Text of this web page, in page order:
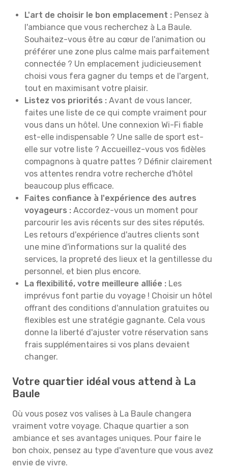
L'art de choisir le bon emplacement : Pensez à
l'ambiance que vous recherchez à La Baule.
Souhaitez-vous être au cœur de l'animation ou
préférer une zone plus calme mais parfaitement
connectée ? Un emplacement judicieusement
choisi vous fera gagner du temps et de l'argent,
tout en maximisant votre plaisir.
Listez vos priorités : Avant de vous lancer,
faites une liste de ce qui compte vraiment pour
vous dans un hôtel. Une connexion Wi-Fi fiable
est-elle indispensable ? Une salle de sport est-
elle sur votre liste ? Accueillez-vous vos fidèles
compagnons à quatre pattes ? Définir clairement
vos attentes rendra votre recherche d'hôtel
beaucoup plus efficace.
Faites confiance à l'expérience des autres
voyageurs : Accordez-vous un moment pour
parcourir les avis récents sur des sites réputés.
Les retours d'expérience d'autres clients sont
une mine d'informations sur la qualité des
services, la propreté des lieux et la gentillesse du
personnel, et bien plus encore.
La flexibilité, votre meilleure alliée : Les
imprévus font partie du voyage ! Choisir un hôtel
offrant des conditions d'annulation gratuites ou
flexibles est une stratégie gagnante. Cela vous
donne la liberté d'ajuster votre réservation sans
frais supplémentaires si vos plans devaient
changer.
Votre quartier idéal vous attend à La
Baule
Où vous posez vos valises à La Baule changera
vraiment votre voyage. Chaque quartier a son
ambiance et ses avantages uniques. Pour faire le
bon choix, pensez au type d'aventure que vous avez
envie de vivre.